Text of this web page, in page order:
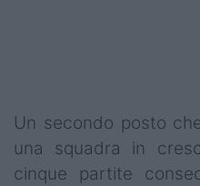
Un secondo posto
una squadra in
cinque partite